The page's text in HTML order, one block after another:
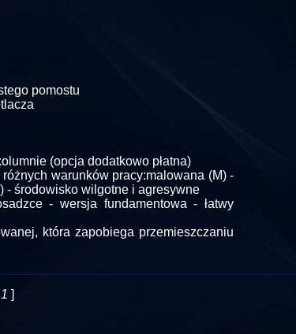
pomostu
(opcja dodatkowo płatna)
warunków pracy:malowana (M) -
- środowisko wilgotne i agresywne
- wersja fundamentowa - łatwy
która zapobiega przemieszczaniu
]